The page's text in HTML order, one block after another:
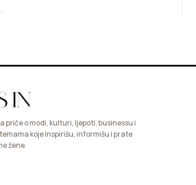
priče o modi, kulturi, ljepoti, businessu i
koje inspirišu, informišu i prate
žene.